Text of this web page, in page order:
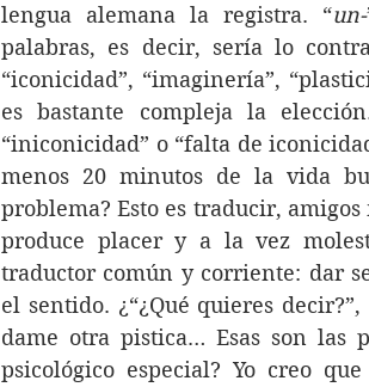
lengua alemana la registra. “un-
palabras, es decir, sería lo
“iconicidad”, “imaginería”,
es bastante compleja la
“iniconicidad” o “falta de
menos 20 minutos de la vida
problema? Esto es traducir,
produce placer y a la vez
traductor común y corriente: dar
el sentido. ¿“¿Qué quieres
dame otra pistica… Esas son las
psicológico especial? Yo creo